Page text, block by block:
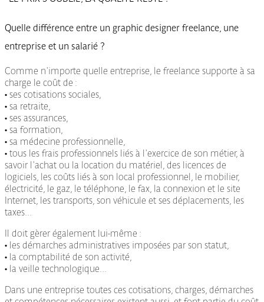
Quelle différence entre un graphic designer freelance, une
entreprise et un salarié ?
Comme n'importe quelle entreprise, le freelance supporte à sa
charge le coût de :
• ses cotisations sociales,
• sa retraite,
• ses assurances,
• sa formation,
• sa médecine professionnelle,
• tous les frais professionnels liés à l'exercice de son métier, à
savoir l'achat ou la location du matériel, des licences de
logiciels, les coûts liés à son local professionnel, le mobilier,
électricité, le gaz, le téléphone, le fax, la connexion et le site
Internet, les transports, son véhicule et ses déplacements, les
taxes...
Il doit gèrer également lui-même :
• les démarches administratives imposées par son statut,
• la comptabilité de son activité,
• la veille technologique...
Dans une entreprise toutes ces cotisations, charges, démarches